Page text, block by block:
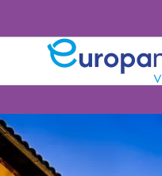
⚠️ Notice: